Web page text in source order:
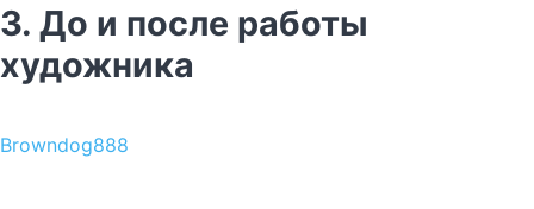
3. До и после работы
художника
Browndog888